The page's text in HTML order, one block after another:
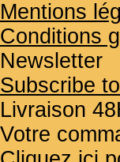
Mentions
Conditions
Newsletter
Subscribe
Livraison
Votre